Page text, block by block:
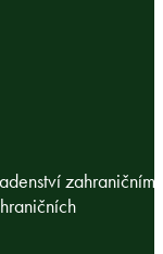
zahraničním